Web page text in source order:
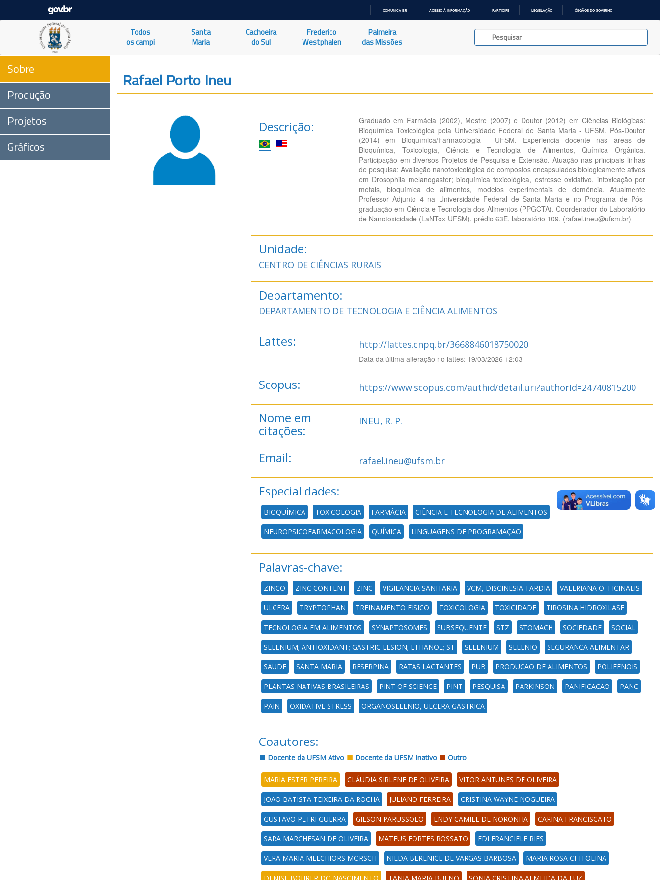
O
COMUNICA BR ACESSO À INFORMAÇÃO PARTICIPE LEGISLAÇÃO ÓRGÃOS DO GOVERNO
Todos
os campi
Santa
Maria
Cachoeira
do Sul
Frederico
Westphalen
Palmeira
das Missões
Sobre
Produção
Projetos
Gráficos
Rafael Porto Ineu
Descrição:
Graduado em Farmácia (2002), Mestre (2007) e Doutor (2012) em Ciências Biológicas:
Bioquímica Toxicológica pela Universidade Federal de Santa Maria - UFSM. Pós-Doutor
(2014) em Bioquímica/Farmacologia - UFSM. Experiência docente nas áreas de
Bioquímica, Toxicologia, Ciência e Tecnologia de Alimentos, Química Orgânica.
Participação em diversos Projetos de Pesquisa e Extensão. Atuação nas principais linhas
de pesquisa: Avaliação nanotoxicológica de compostos encapsulados biologicamente ativos
em Drosophila melanogaster; bioquímica toxicológica, estresse oxidativo, intoxicação por
metais, bioquímica de alimentos, modelos experimentais de demência. Atualmente
Professor Adjunto 4 na Universidade Federal de Santa Maria e no Programa de Pós-
graduação em Ciência e Tecnologia dos Alimentos (PPGCTA). Coordenador do Laboratório
de Nanotoxicidade (LaNTox-UFSM), prédio 63E, laboratório 109. (rafael.ineu@ufsm.br)
Unidade:
CENTRO DE CIÊNCIAS RURAIS
Departamento:
DEPARTAMENTO DE TECNOLOGIA E CIÊNCIA ALIMENTOS
Lattes: http://lattes.cnpq.br/3668846018750020
Data da última alteração no lattes: 19/03/2026 12:03
Scopus: https://www.scopus.com/authid/detail.uri?authorId=24740815200
Nome em
citações:
INEU, R. P.
Email: rafael.ineu@ufsm.br
Especialidades:
BIOQUÍMICA TOXICOLOGIA FARMÁCIA CIÊNCIA E TECNOLOGIA DE ALIMENTOS
NEUROPSICOFARMACOLOGIA QUÍMICA LINGUAGENS DE PROGRAMAÇÃO
Palavras-chave:
ZINCO ZINC CONTENT ZINC VIGILANCIA SANITARIA VCM, DISCINESIA TARDIA VALERIANA OFFICINALIS
ULCERA TRYPTOPHAN TREINAMENTO FISICO TOXICOLOGIA TOXICIDADE TIROSINA HIDROXILASE
TECNOLOGIA EM ALIMENTOS SYNAPTOSOMES SUBSEQUENTE STZ STOMACH SOCIEDADE SOCIAL
SELENIUM; ANTIOXIDANT; GASTRIC LESION; ETHANOL; ST SELENIUM SELENIO SEGURANCA ALIMENTAR
SAUDE SANTA MARIA RESERPINA RATAS LACTANTES PUB PRODUCAO DE ALIMENTOS POLIFENOIS
PLANTAS NATIVAS BRASILEIRAS PINT OF SCIENCE PINT PESQUISA PARKINSON PANIFICACAO PANC
PAIN OXIDATIVE STRESS ORGANOSELENIO, ULCERA GASTRICA
Coautores:
Docente da UFSM Ativo Docente da UFSM Inativo Outro
MARIA ESTER PEREIRA CLÁUDIA SIRLENE DE OLIVEIRA VITOR ANTUNES DE OLIVEIRA
JOAO BATISTA TEIXEIRA DA ROCHA JULIANO FERREIRA CRISTINA WAYNE NOGUEIRA
GUSTAVO PETRI GUERRA GILSON PARUSSOLO ENDY CAMILE DE NORONHA CARINA FRANCISCATO
SARA MARCHESAN DE OLIVEIRA MATEUS FORTES ROSSATO EDI FRANCIELE RIES
VERA MARIA MELCHIORS MORSCH NILDA BERENICE DE VARGAS BARBOSA MARIA ROSA CHITOLINA
DENISE BOHRER DO NASCIMENTO TANIA MARIA BUENO SONIA CRISTINA ALMEIDA DA LUZ